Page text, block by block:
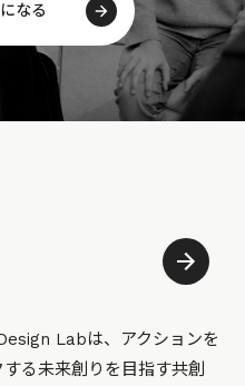
なる
Labは、アクションを
る未来創りを目指す共創